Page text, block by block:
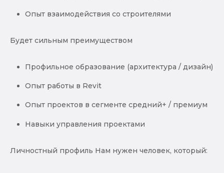
Опыт взаимодействия со строителями
Будет сильным преимуществом
Профильное образование (архитектура / дизайн)
Опыт работы в Revit
Опыт проектов в сегменте средний+ / премиум
Навыки управления проектами
Личностный профиль Нам нужен человек, который: